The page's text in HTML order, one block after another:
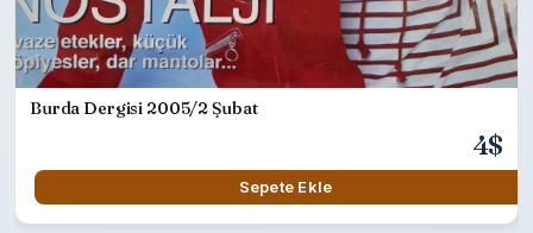
Burda Dergisi 2005/2 Şubat
4$
Sepete Ekle